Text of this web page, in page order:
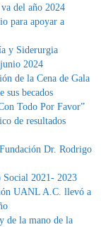
del año 2024
para apoyar a
y Siderurgia
2024
de la Cena de Gala
sus becados
Todo Por Favor”
de resultados
Dr. Rodrigo
Social 2021- 2023
UANL A.C. llevó a
de la mano de la